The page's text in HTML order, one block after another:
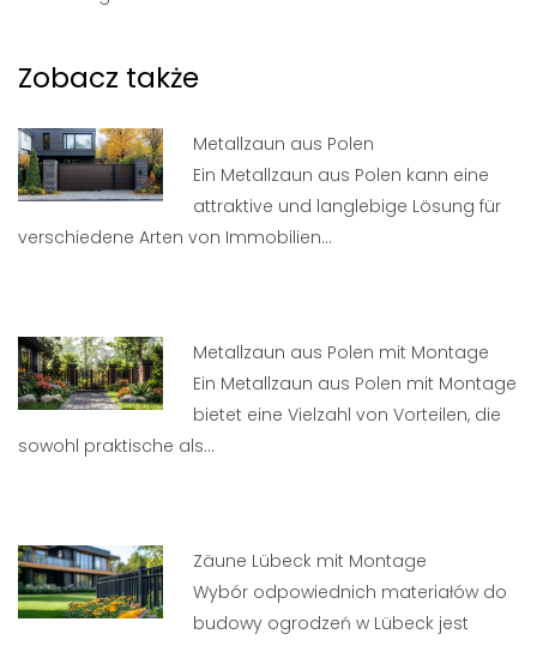
Zobacz także
Metallzaun aus Polen
Ein Metallzaun aus Polen kann eine
attraktive und langlebige Lösung für
verschiedene Arten von Immobilien…
Metallzaun aus Polen mit Montage
Ein Metallzaun aus Polen mit Montage
bietet eine Vielzahl von Vorteilen, die
sowohl praktische als…
Zäune Lübeck mit Montage
Wybór odpowiednich materiałów do
budowy ogrodzeń w Lübeck jest